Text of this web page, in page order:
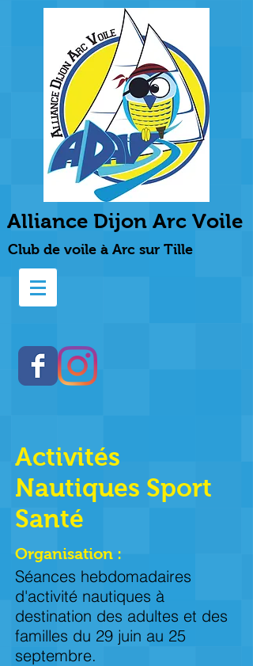
Alliance Dijon Arc Voile
Club de voile à Arc sur Tille
Activités
Nautiques Sport
Santé
Organisation :
Séances hebdomadaires
d'activité nautiques à
destination des adultes et des
familles du 29 juin au 25
septembre.